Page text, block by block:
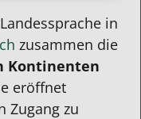
in
zusammen die
Kontinenten
eröffnet
Zugang zu